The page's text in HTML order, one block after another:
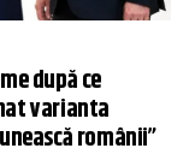
după ce
varianta
românii”